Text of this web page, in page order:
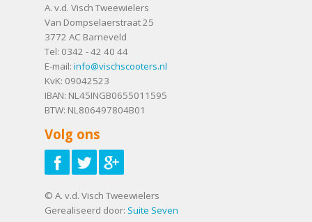
A. v.d. Visch Tweewielers
Van Dompselaerstraat 25
3772 AC Barneveld
Tel: 0342 - 42 40 44
E-mail: info@vischscooters.nl
KvK: 09042523
IBAN: NL45INGB0655011595
BTW: NL806497804B01
Volg ons
© A. v.d. Visch Tweewielers
Gerealiseerd door: Suite Seven